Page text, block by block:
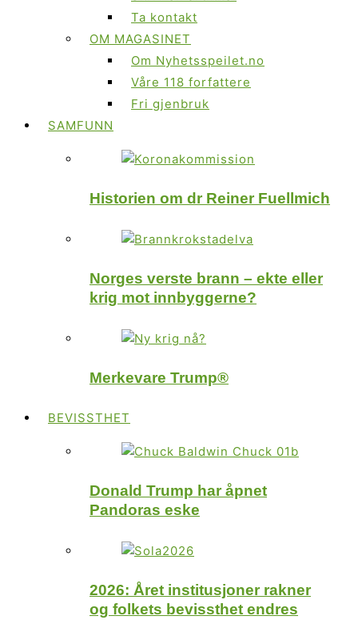
Ta kontakt
OM MAGASINET
Om Nyhetsspeilet.no
Våre 118 forfattere
Fri gjenbruk
SAMFUNN
Historien om dr Reiner Fuellmich
Norges verste brann – ekte eller
krig mot innbyggerne?
Merkevare Trump®
BEVISSTHET
Donald Trump har åpnet
Pandoras eske
2026: Året institusjoner rakner
og folkets bevissthet endres